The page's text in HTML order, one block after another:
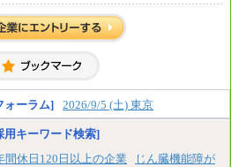
19万8千円～
よって異なります。
ルを考慮し、規定により決定します。
ォーラム] 2026/9/5 (土) 東京
用キーワード検索]
間休日120日以上の企業
じん臓機能障が